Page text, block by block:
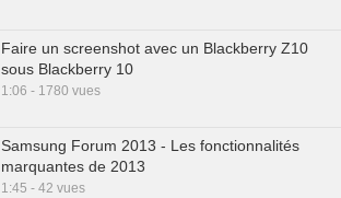
Faire un screenshot avec un Blackberry Z10
sous Blackberry 10
1:06 - 1780 vues
Samsung Forum 2013 - Les fonctionnalités
marquantes de 2013
1:45 - 42 vues